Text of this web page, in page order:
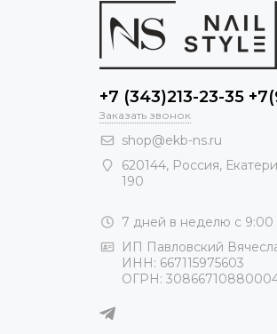
+7 (343)213-23-35
Заказать звонок
shop@ekb-ns.ru
620144, Россия,
190
7 дней в неделю с 9:00
ИП Павловский
ИНН: 667115975603
ОГРН: